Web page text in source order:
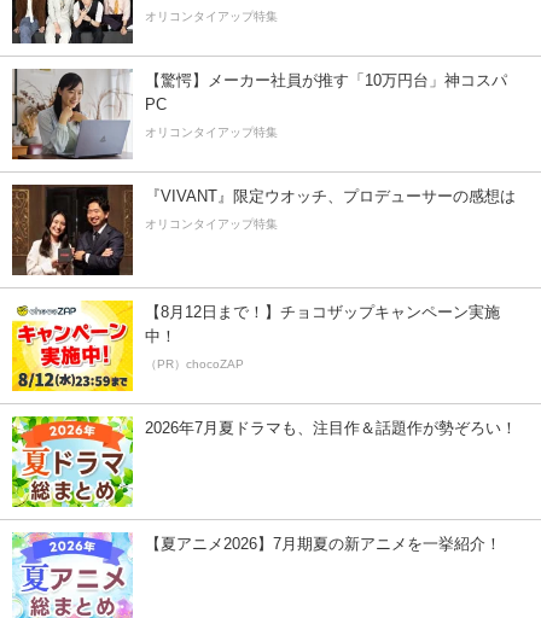
オリコンタイアップ特集
【驚愕】メーカー社員が推す「10万円台」神コスパ
PC
オリコンタイアップ特集
『VIVANT』限定ウオッチ、プロデューサーの感想は
オリコンタイアップ特集
【8月12日まで！】チョコザップキャンペーン実施
中！
（PR）chocoZAP
2026年7月夏ドラマも、注目作＆話題作が勢ぞろい！
【夏アニメ2026】7月期夏の新アニメを一挙紹介！